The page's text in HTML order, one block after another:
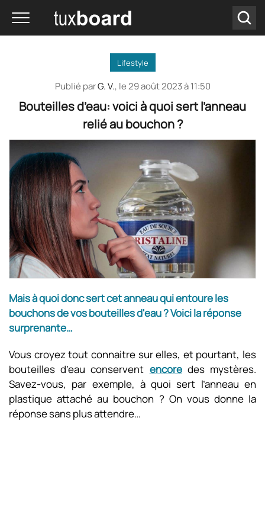
Lifestyle
Publié parG. V., le29 août 2023 à 11:50
Bouteilles d’eau: voici à quoi sert l’anneau
relié au bouchon ?
Mais à quoi donc sert cet anneau qui entoure les
bouchons de vos bouteilles d'eau ? Voici la réponse
surprenante…
Vous croyez tout connaitre sur elles, et pourtant, les
bouteilles d’eau conservent encoredes mystères.
Savez-vous, par exemple, à quoi sert l’anneau en
plastique attaché au bouchon ? On vous donne la
réponse sans plus attendre…